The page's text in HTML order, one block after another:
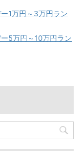
1万円～3万円ラン
5万円～10万円ラン